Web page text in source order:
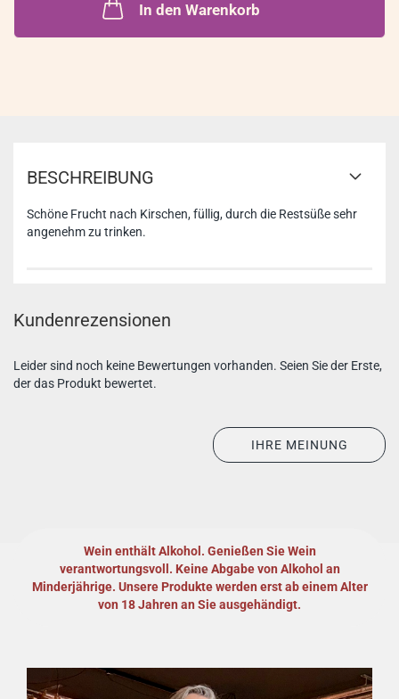
In den Warenkorb
BESCHREIBUNG
Schöne Frucht nach Kirschen, füllig, durch die Restsüße sehr
angenehm zu trinken.
Kundenrezensionen
Leider sind noch keine Bewertungen vorhanden. Seien Sie der Erste,
der das Produkt bewertet.
IHRE MEINUNG
Wein enthält Alkohol. Genießen Sie Wein
verantwortungsvoll. Keine Abgabe von Alkohol an
Minderjährige. Unsere Produkte werden erst ab einem Alter
von 18 Jahren an Sie ausgehändigt.